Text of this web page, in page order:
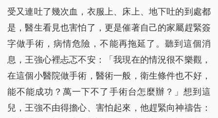
受又連吐了幾次血，衣服上、床上、地下吐的到處都
是，醫生看見也害怕了，更是催著自己的家屬趕緊簽
字做手術，病情危險，不能再拖延了。聽到這個消
息，王強心裡忐忑不安：「我現在的情況很不樂觀，
在這個小醫院做手術，醫術一般，衛生條件也不好，
能不能成功？萬一下不了手術台怎麼辦？」想到這
兒，王強不由得擔心、害怕起來，他趕緊向神禱告：